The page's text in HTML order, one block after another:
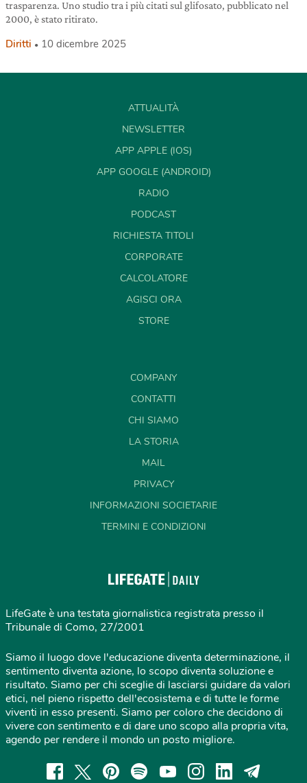
trasparenza. Uno studio tra i più citati sul glifosato, pubblicato nel
2000, è stato ritirato.
Diritti 10 dicembre 2025
ATTUALITÀ
NEWSLETTER
APP APPLE (IOS)
APP GOOGLE (ANDROID)
RADIO
PODCAST
RICHIESTA TITOLI
CORPORATE
CALCOLATORE
AGISCI ORA
STORE
COMPANY
CONTATTI
CHI SIAMO
LA STORIA
MAIL
PRIVACY
INFORMAZIONI SOCIETARIE
TERMINI E CONDIZIONI
LifeGate è una testata giornalistica registrata presso il
Tribunale di Como, 27/2001
Siamo il luogo dove l'educazione diventa determinazione, il
sentimento diventa azione, lo scopo diventa soluzione e
risultato. Siamo per chi sceglie di lasciarsi guidare da valori
etici, nel pieno rispetto dell'ecosistema e di tutte le forme
viventi in esso presenti. Siamo per coloro che decidono di
vivere con sentimento e di dare uno scopo alla propria vita,
agendo per rendere il mondo un posto migliore.